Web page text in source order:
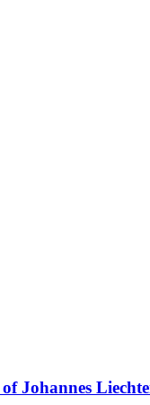
Johannes